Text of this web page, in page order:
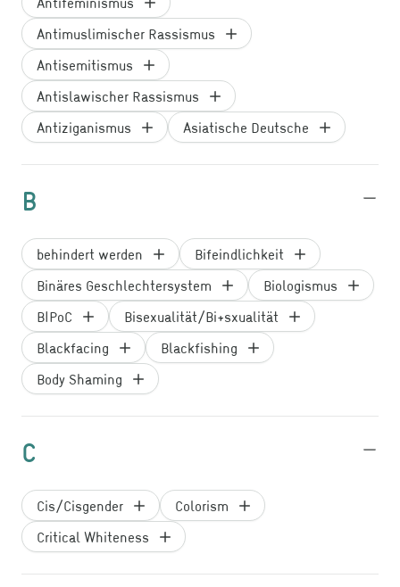
Antimuslimischer Rassismus
Antisemitismus
Antislawischer Rassismus
Antiziganismus
Asiatische Deutsche
B
behindert werden
Bifeindlichkeit
Binäres Geschlechtersystem
Biologismus
BIPoC
Bisexualität/Bi+sxualität
Blackfacing
Blackfishing
Body Shaming
C
Cis/Cisgender
Colorism
Critical Whiteness